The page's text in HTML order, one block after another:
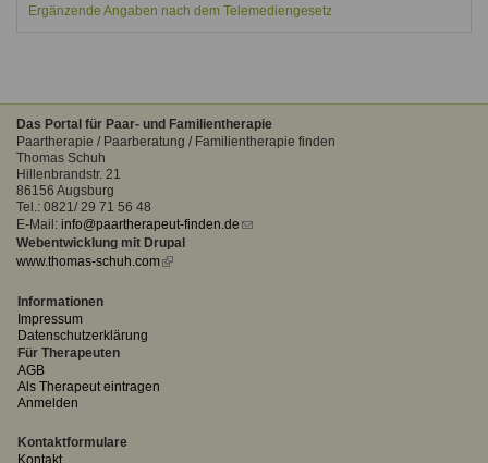
Ergänzende Angaben nach dem Telemediengesetz
Das Portal für Paar- und Familientherapie
Paartherapie / Paarberatung / Familientherapie finden
Thomas Schuh
Hillenbrandstr. 21
86156 Augsburg
Tel.: 0821/ 29 71 56 48
E-Mail: info@paartherapeut-finden.de (link
Webentwicklung mit Drupal
www.thomas-schuh.com(link
Informationen
Impressum
Datenschutzerklärung
Für Therapeuten
AGB
Als Therapeut eintragen
Anmelden
Kontaktformulare
Kontakt